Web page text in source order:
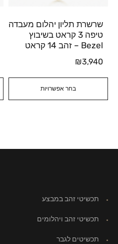
בחר אפשרויות
שרשרת תליון יהלום מעבדה
טיפה 3 קראט בשיבוץ
Bezel – זהב 14 קראט
₪3,940
תכשיטי זהב במבצע
תכשיטי זהב ויהלומים
תכשיטים לגבר